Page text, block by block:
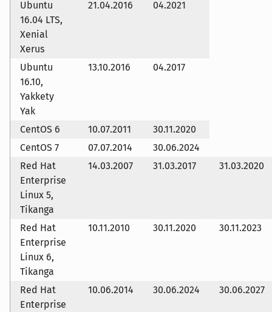
Ubuntu
16.04 LTS,
Xenial
Xerus
21.04.2016 04.2021
Ubuntu
16.10,
Yakkety
Yak
13.10.2016 04.2017
CentOS 6 10.07.2011
30.11.2020
CentOS 7
07.07.2014
30.06.2024
Red Hat
Enterprise
Linux 5,
Tikanga
14.03.2007 31.03.2017 31.03.2020
Red Hat
Enterprise
Linux 6,
Tikanga
10.11.2010 30.11.2020 30.11.2023
Red Hat
Enterprise
10.06.2014 30.06.2024 30.06.2027